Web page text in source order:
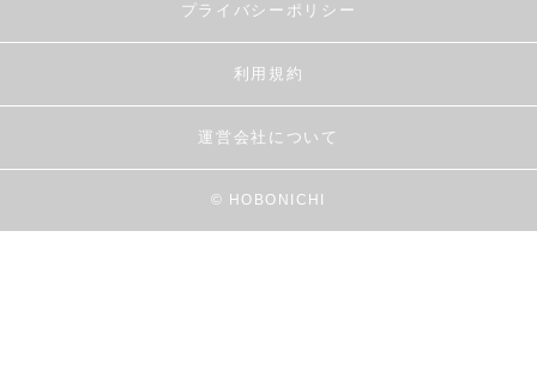
プライバシーポリシー
利用規約
運営会社について
© HOBONICHI